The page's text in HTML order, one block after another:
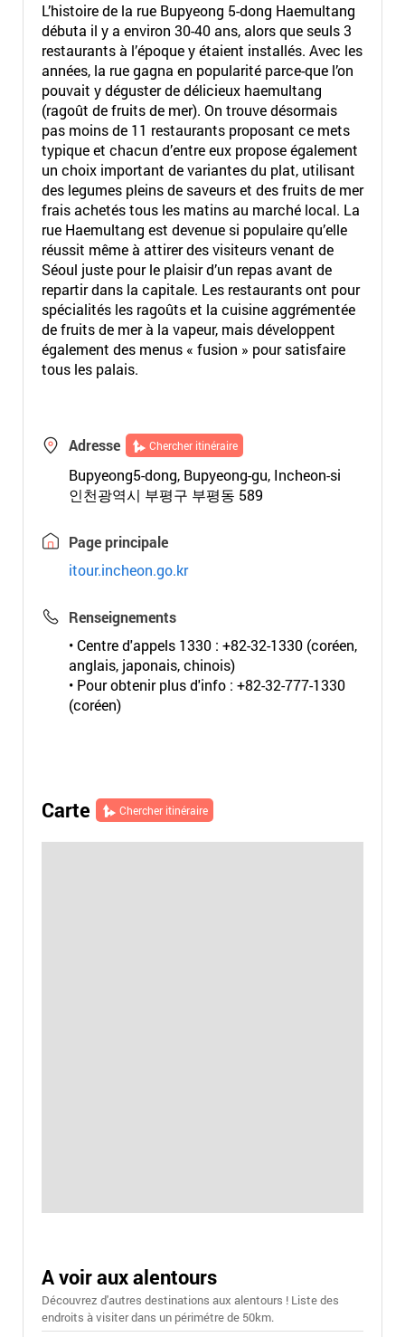
L’histoire de la rue Bupyeong 5-dong Haemultang
débuta il y a environ 30-40 ans, alors que seuls 3
restaurants à l’époque y étaient installés. Avec les
années, la rue gagna en popularité parce-que l’on
pouvait y déguster de délicieux haemultang
(ragoût de fruits de mer). On trouve désormais
pas moins de 11 restaurants proposant ce mets
typique et chacun d’entre eux propose également
un choix important de variantes du plat, utilisant
des legumes pleins de saveurs et des fruits de mer
frais achetés tous les matins au marché local. La
rue Haemultang est devenue si populaire qu’elle
réussit même à attirer des visiteurs venant de
Séoul juste pour le plaisir d’un repas avant de
repartir dans la capitale. Les restaurants ont pour
spécialités les ragoûts et la cuisine aggrémentée
de fruits de mer à la vapeur, mais développent
également des menus « fusion » pour satisfaire
tous les palais.
Adresse Chercher itinéraire
Bupyeong5-dong, Bupyeong-gu, Incheon-si
인천광역시 부평구 부평동 589
Page principale
itour.incheon.go.kr
Renseignements
• Centre d'appels 1330 : +82-32-1330 (coréen,
anglais, japonais, chinois)
• Pour obtenir plus d'info : +82-32-777-1330
(coréen)
Carte Chercher itinéraire
A voir aux alentours
Découvrez d'autres destinations aux alentours ! Liste des
endroits à visiter dans un périmétre de 50km.